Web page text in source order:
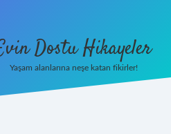
Dostu Hikayeler
Yaşam alanlarına neşe katan fikirler!